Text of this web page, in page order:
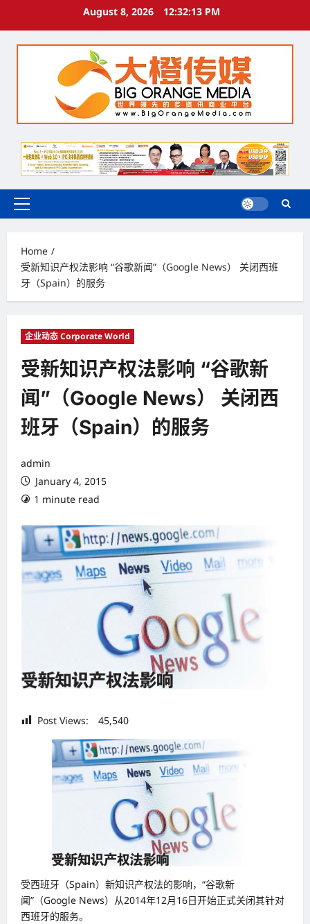
August 8, 2026 12:32:14 PM
Primary
Home
受新知识产权法影响 “谷歌新闻”（Google News） 关闭西班
牙（Spain）的服务
企业动态 Corporate World
受新知识产权法影响 “谷歌新
闻”（Google News） 关闭西
班牙（Spain）的服务
admin
January 4, 2015
1 minute read
Post Views: 45,540
受西班牙（Spain）新知识产权法的影响，“谷歌新
闻”（Google News）从2014年12月16日开始正式关闭其针对
西班牙的服务。